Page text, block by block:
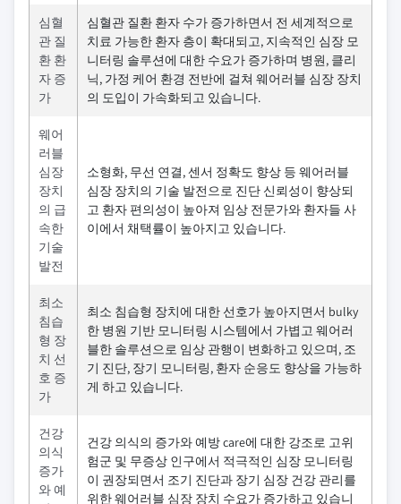
심혈
관 질
환 환
자 증
가
심혈관 질환 환자 수가 증가하면서 전 세계적으로
치료 가능한 환자 층이 확대되고, 지속적인 심장 모
니터링 솔루션에 대한 수요가 증가하며 병원, 클리
닉, 가정 케어 환경 전반에 걸쳐 웨어러블 심장 장치
의 도입이 가속화되고 있습니다.
웨어
러블
심장
장치
의 급
속한
기술
발전
소형화, 무선 연결, 센서 정확도 향상 등 웨어러블
심장 장치의 기술 발전으로 진단 신뢰성이 향상되
고 환자 편의성이 높아져 임상 전문가와 환자들 사
이에서 채택률이 높아지고 있습니다.
최소
침습
형 장
치 선
호 증
가
최소 침습형 장치에 대한 선호가 높아지면서 bulky
한 병원 기반 모니터링 시스템에서 가볍고 웨어러
블한 솔루션으로 임상 관행이 변화하고 있으며, 조
기 진단, 장기 모니터링, 환자 순응도 향상을 가능하
게 하고 있습니다.
건강
의식
증가
와 예
건강 의식의 증가와 예방 care에 대한 강조로 고위
험군 및 무증상 인구에서 적극적인 심장 모니터링
이 권장되면서 조기 진단과 장기 심장 건강 관리를
위한 웨어러블 심장 장치 수요가 증가하고 있습니